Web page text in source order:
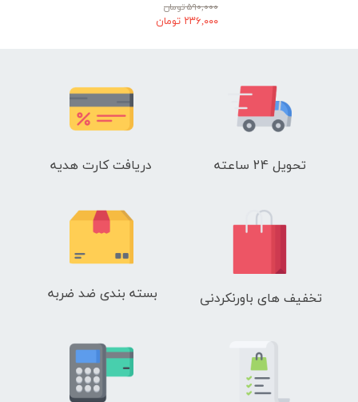
۵۹۰,۰۰۰ تومان
۲۳۶,۰۰۰ تومان
تحویل 24 ساعته دریافت کارت هدیه
تخفیف های باورنکردنی بسته بندی ضد ضربه